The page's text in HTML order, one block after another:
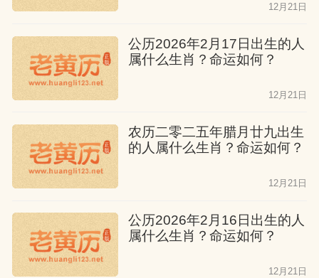
12月21日
公历2026年2月17日出生的人
属什么生肖？命运如何？
12月21日
农历二零二五年腊月廿九出生
的人属什么生肖？命运如何？
12月21日
公历2026年2月16日出生的人
属什么生肖？命运如何？
12月21日